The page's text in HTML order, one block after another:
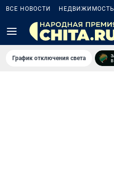
ВСЕ НОВОСТИ НЕДВИЖИМОСТЬ
График отключения света